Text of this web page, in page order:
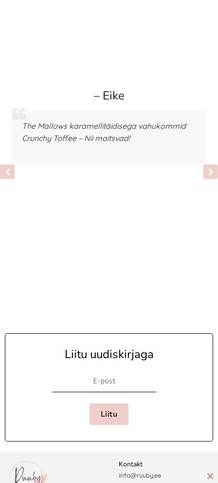
– Eike
The Mallows karamellitäidisega vahukommid
Crunchy Toffee – Nii maitsvad!
Liitu uudiskirjaga
Liitu
Kontakt
info@ruuby.ee